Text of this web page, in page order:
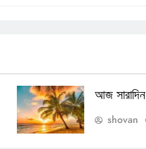
আজ সারাদিন
shovan